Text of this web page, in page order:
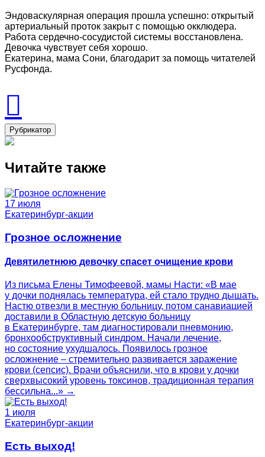
Эндоваскулярная операция прошла успешно: открытый
артериальный проток закрыт с помощью окклюдера.
Работа сердечно-сосудистой системы восстановлена.
Девочка чувствует себя хорошо.
Екатерина, мама Сони, благодарит за помощь читателей
Русфонда.
Рубрикатор
Читайте также
17 июля
Екатеринбург-акции
Грозное осложнение
Девятилетнюю девочку спасет очищение крови
Из письма Елены Тимофеевой, мамы Насти: «В мае
у дочки поднялась температура, ей стало трудно дышать.
Настю отвезли в местную больницу, потом санавиацией
доставили в Областную детскую больницу
в Екатеринбурге, там диагностировали пневмонию,
бронхообструктивный синдром. Начали лечение,
но состояние ухудшалось. Появилось грозное
осложнение – стремительно развивается заражение
крови (сепсис). Врачи объяснили, что в крови у дочки
сверхвысокий уровень токсинов, традиционная терапия
бессильна...» →
1 июля
Екатеринбург-акции
Есть выход!